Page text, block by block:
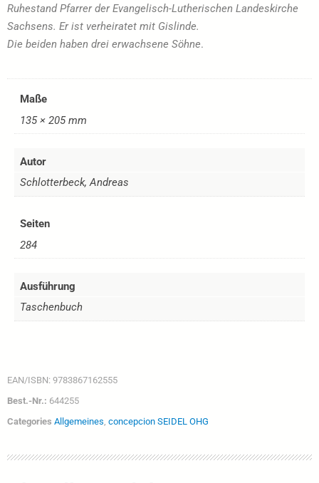
Ruhestand Pfarrer der Evangelisch-Lutherischen Landeskirche
Sachsens. Er ist verheiratet mit Gislinde.
Die beiden haben drei erwachsene Söhne.
Maße
135 × 205 mm
Autor
Schlotterbeck, Andreas
Seiten
284
Ausführung
Taschenbuch
EAN/ISBN: 9783867162555
Best.-Nr.: 644255
Categories Allgemeines, concepcion SEIDEL OHG